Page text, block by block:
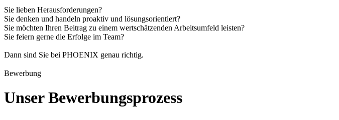
Sie lieben Herausforderungen?
Sie denken und handeln proaktiv und lösungsorientiert?
Sie möchten Ihren Beitrag zu einem wertschätzenden Arbeitsumfeld leisten?
Sie feiern gerne die Erfolge im Team?
Dann sind Sie bei PHOENIX genau richtig.
Bewerbung
Unser Bewerbungsprozess